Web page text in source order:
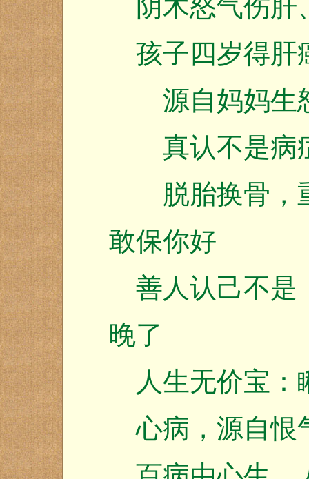
阴木怒气伤肝
孩子四岁得肝
源自妈妈生
真认不是病
脱胎换骨，
敢保你好
善人认己不是
晚了
人生无价宝：
心病，源自恨